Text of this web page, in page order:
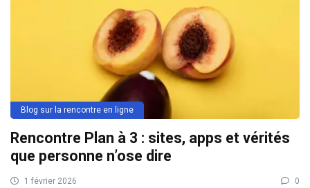
Blog sur la rencontre en ligne
Rencontre Plan à 3 : sites, apps et vérités
que personne n’ose dire
1 février 2026 0